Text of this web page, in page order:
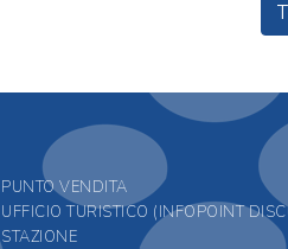
PUNTO VENDITA
UFFICIO TURISTICO (INFOPOINT
STAZIONE